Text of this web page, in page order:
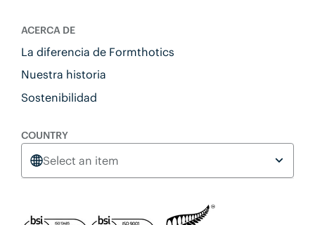
ACERCA DE
La diferencia de Formthotics
Nuestra historia
Sostenibilidad
COUNTRY
Select an item